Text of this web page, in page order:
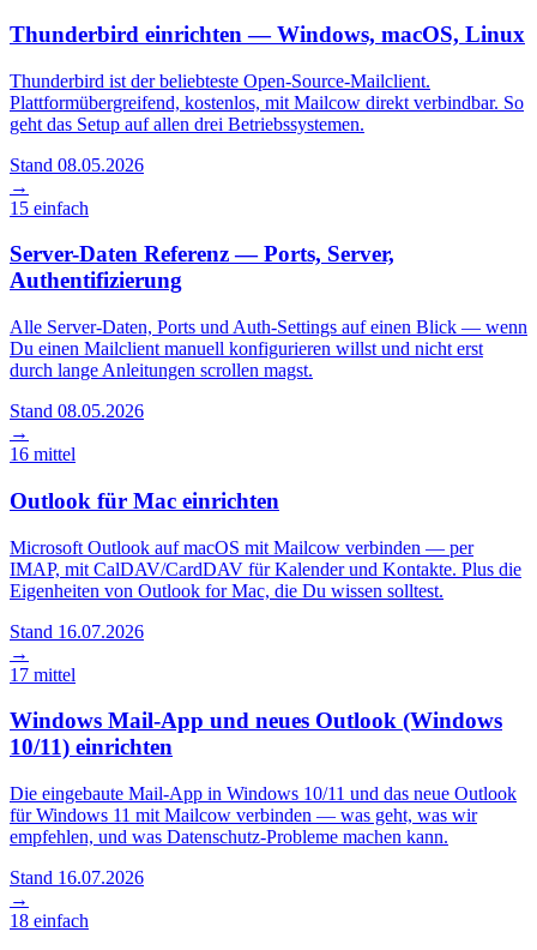
Thunderbird einrichten — Windows, macOS, Linux
Thunderbird ist der beliebteste Open-Source-Mailclient.
Plattformübergreifend, kostenlos, mit Mailcow direkt verbindbar. So
geht das Setup auf allen drei Betriebssystemen.
Stand 08.05.2026
→
15 einfach
Server-Daten Referenz — Ports, Server,
Authentifizierung
Alle Server-Daten, Ports und Auth-Settings auf einen Blick — wenn
Du einen Mailclient manuell konfigurieren willst und nicht erst
durch lange Anleitungen scrollen magst.
Stand 08.05.2026
→
16 mittel
Outlook für Mac einrichten
Microsoft Outlook auf macOS mit Mailcow verbinden — per
IMAP, mit CalDAV/CardDAV für Kalender und Kontakte. Plus die
Eigenheiten von Outlook for Mac, die Du wissen solltest.
Stand 16.07.2026
→
17 mittel
Windows Mail-App und neues Outlook (Windows
10/11) einrichten
Die eingebaute Mail-App in Windows 10/11 und das neue Outlook
für Windows 11 mit Mailcow verbinden — was geht, was wir
empfehlen, und was Datenschutz-Probleme machen kann.
Stand 16.07.2026
→
18 einfach